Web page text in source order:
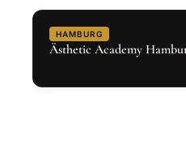
HAMBURG
Ästhetic Academy